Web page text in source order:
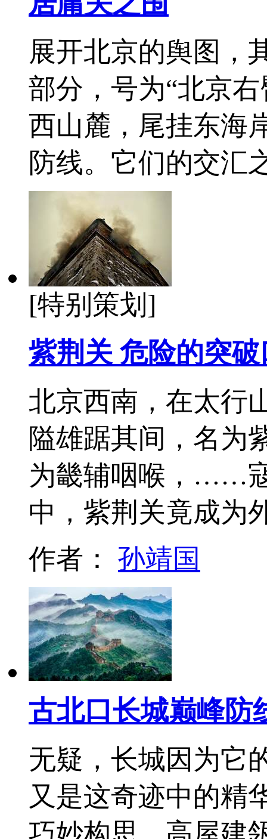
展开北京的舆图，
部分，号为“北京
西山麓，尾挂东海
防线。它们的交
[特别策划]
紫荆关 危险的突破
北京西南，在太行
隘雄踞其间，名为
为畿辅咽喉，……
中，紫荆关竟成
作者： 孙靖国
古北口长城巅峰防
无疑，长城因为它
又是这奇迹中的精